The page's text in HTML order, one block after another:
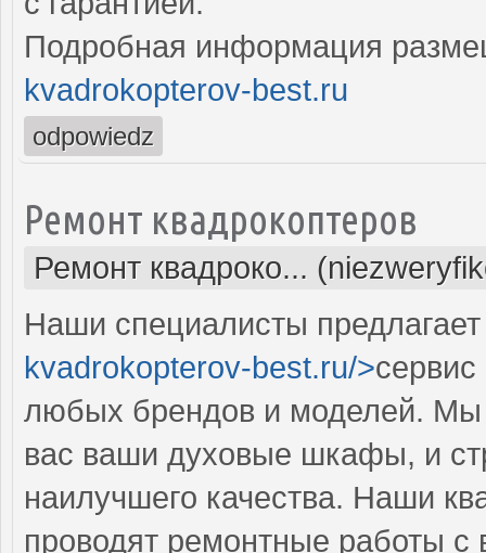
Подробная информация
kvadrokopterov-best.ru
odpowiedz
Ремонт квадрокоптеров
Ремонт квадроко...
Наши специалисты
kvadrokopterov-best.ru/>
любых брендов и моделей. Мы
вас ваши духовые шкафы, и
наилучшего качества. Наши
проводят ремонтные работы с